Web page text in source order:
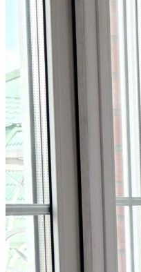
Вход / Регистрация
Список желаний (Wishlist)
0пунктов